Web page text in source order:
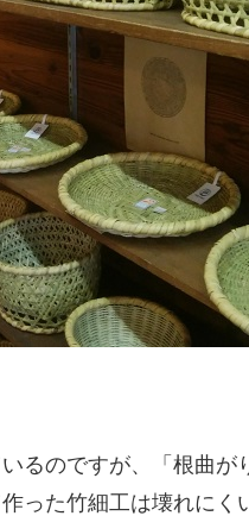
るのですが、「根曲が
った竹細工は壊れにく